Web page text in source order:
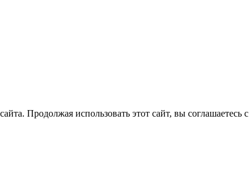
Продолжая использовать этот сайт, вы соглашаетесь c